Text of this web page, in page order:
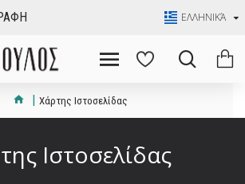
ΕΛΛΗΝΙΚΆ
Χάρτης Ιστοσελίδας
Ιστοσελίδας